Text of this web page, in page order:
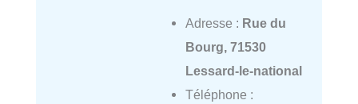
Adresse : Rue du
Bourg, 71530
Lessard-le-national
Téléphone :